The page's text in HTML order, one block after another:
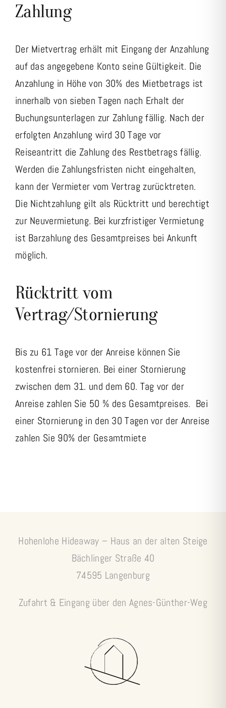
Zahlung
Der Mietvertrag erhält mit Eingang der Anzahlung
auf das angegebene Konto seine Gültigkeit. Die
Anzahlung in Höhe von 30% des Mietbetrags ist
innerhalb von sieben Tagen nach Erhalt der
Buchungsunterlagen zur Zahlung fällig. Nach der
erfolgten Anzahlung wird 30 Tage vor
Reiseantritt die Zahlung des Restbetrags fällig.
Werden die Zahlungsfristen nicht eingehalten,
kann der Vermieter vom Vertrag zurücktreten.
Die Nichtzahlung gilt als Rücktritt und berechtigt
zur Neuvermietung. Bei kurzfristiger Vermietung
ist Barzahlung des Gesamtpreises bei Ankunft
möglich.
Rücktritt vom
Vertrag/Stornierung
Bis zu 61 Tage vor der Anreise können Sie
kostenfrei stornieren. Bei einer Stornierung
zwischen dem 31. und dem 60. Tag vor der
Anreise zahlen Sie 50 % des Gesamtpreises. Bei
einer Stornierung in den 30 Tagen vor der Anreise
zahlen Sie 90% der Gesamtmiete
Hohenlohe Hideaway – Haus an der alten Steige
Bächlinger Straße 40
74595 Langenburg
Zufahrt & Eingang über den Agnes-Günther-Weg